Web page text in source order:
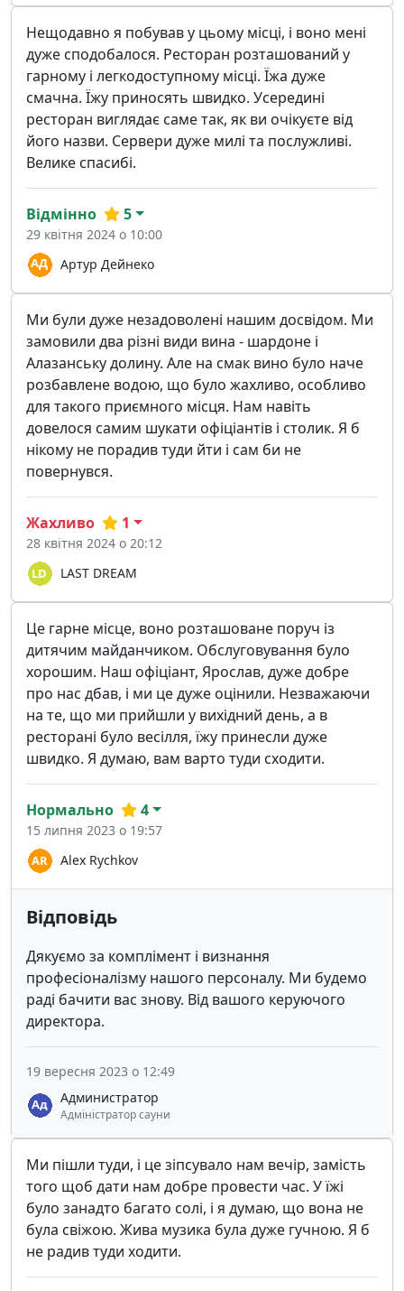
Нещодавно я побував у цьому місці, і воно мені
дуже сподобалося. Ресторан розташований у
гарному і легкодоступному місці. Їжа дуже
смачна. Їжу приносять швидко. Усередині
ресторан виглядає саме так, як ви очікуєте від
його назви. Сервери дуже милі та послужливі.
Велике спасибі.
Артур Дейнеко
Відмінно 5
29 квітня 2024 о 10:00
Ми були дуже незадоволені нашим досвідом. Ми
замовили два різні види вина - шардоне і
Алазанську долину. Але на смак вино було наче
розбавлене водою, що було жахливо, особливо
для такого приємного місця. Нам навіть
довелося самим шукати офіціантів і столик. Я б
нікому не порадив туди йти і сам би не
повернувся.
LAST DREAM
Жахливо 1
28 квітня 2024 о 20:12
Це гарне місце, воно розташоване поруч із
дитячим майданчиком. Обслуговування було
хорошим. Наш офіціант, Ярослав, дуже добре
про нас дбав, і ми це дуже оцінили. Незважаючи
на те, що ми прийшли у вихідний день, а в
ресторані було весілля, їжу принесли дуже
швидко. Я думаю, вам варто туди сходити.
Alex Rychkov
Нормально 4
15 липня 2023 о 19:57
Відповідь
Дякуємо за комплімент і визнання
професіоналізму нашого персоналу. Ми будемо
раді бачити вас знову. Від вашого керуючого
директора.
Администратор
Адміністратор сауни
19 вересня 2023 о 12:49
Ми пішли туди, і це зіпсувало нам вечір, замість
того щоб дати нам добре провести час. У їжі
було занадто багато солі, і я думаю, що вона не
була свіжою. Жива музика була дуже гучною. Я б
не радив туди ходити.